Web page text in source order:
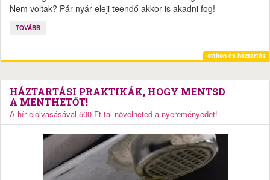
Nem voltak? Pár nyár eleji teendő akkor is akadni fog!
TOVÁBB
otthon és háztartás
HÁZTARTÁSI PRAKTIKÁK, HOGY MENTSD
A MENTHETŐT!
A hír elolvasásával 500 Ft-tal növelheted a nyereményedet!